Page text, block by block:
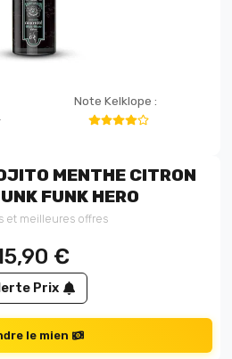
Note Kelklope :
MENTHE CITRON
FUNK HERO
et meilleures offres
€
Prix
le mien